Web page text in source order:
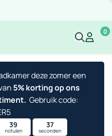
MijnMijn
0
deze zomer een
5% korting op ons
Gebruik code:
39
notulen
37
seconden